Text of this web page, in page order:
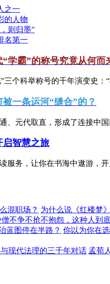
之一
的人物
则归墨”
名第一
学霸”的称号究竟从何而
三个科举称号的千年演变史：
一条运河“缝合”的？
、元代取直，形成了连接中
启智慧之旅
服务，让你在书海中遨游，
混职场？ 为什么说《红楼梦
僧不争不抢不抱怨，这种人到
蓝图停在半路？ 你以为你在
现代法理的三千年对话 孟荀